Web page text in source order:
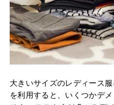
大きいサイズのレディース
を利用すると、いくつかデ